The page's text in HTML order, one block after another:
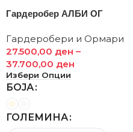
Гардеробер АЛБИ ОГ
Гардеробери и Ормари
27.500,00 ден –
37.700,00 ден
Избери Опции
БОЈА
ГОЛЕМИНА